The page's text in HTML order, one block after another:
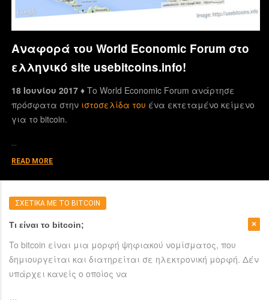
Αναφορά του World Economic Forum στο
ελληνικό site usebitcoins.info!
18 Ιουνίου 2017 ♦Το World Economic Forum ανάρτησε
πρόσφατα στην ιστοσελίδα του ένα εκτεταμένο κείμενο
για το bitcoin.
READ MORE
ΣΧΕΤΙΚΑ ΜΕ ΤΟ BITCOIN
Τι είναι το bitcoin;
To bitcoin είναι μια μορφή ψηφιακού νομίσματος, που
δημιουργείται και διατηρείται σε ηλεκτρονική μορφή. Δέν
υπάρχει κανείς ο οποίος να